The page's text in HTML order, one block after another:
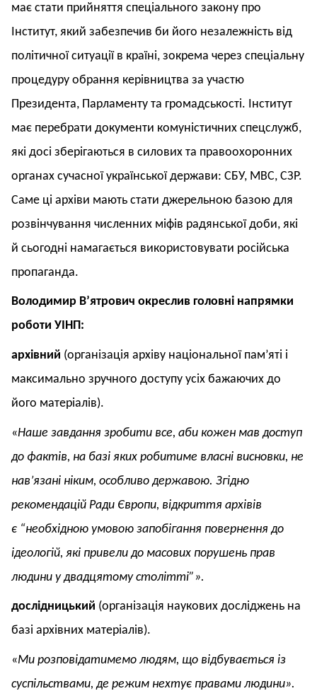
має стати прийняття спеціального закону про
Інститут, який забезпечив би його незалежність від
політичної ситуації в країні, зокрема через спеціальну
процедуру обрання керівництва за участю
Президента, Парламенту та громадськості. Інститут
має перебрати документи комуністичних спецслужб,
які досі зберігаються в силових та правоохоронних
органах сучасної української держави: СБУ, МВС, СЗР.
Саме ці архіви мають стати джерельною базою для
розвінчування численних міфів радянської доби, які
й сьогодні намагається використовувати російська
пропаганда.
Володимир В’ятрович окреслив головні напрямки
роботи УІНП:
архівний (організація архіву національної пам’яті і
максимально зручного доступу усіх бажаючих до
його матеріалів).
«Наше завдання зробити все, аби кожен мав доступ
до фактів, на базі яких робитиме власні висновки, не
нав’язані ніким, особливо державою. Згідно
рекомендацій Ради Європи, відкриття архівів
є “необхідною умовою запобігання повернення до
ідеологій, які привели до масових порушень прав
людини у двадцятому столітті”».
дослідницький (організація наукових досліджень на
базі архівних матеріалів).
«Ми розповідатимемо людям, що відбувається із
суспільствами, де режим нехтує правами людини».